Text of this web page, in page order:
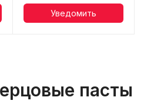
Уведомить
пасты